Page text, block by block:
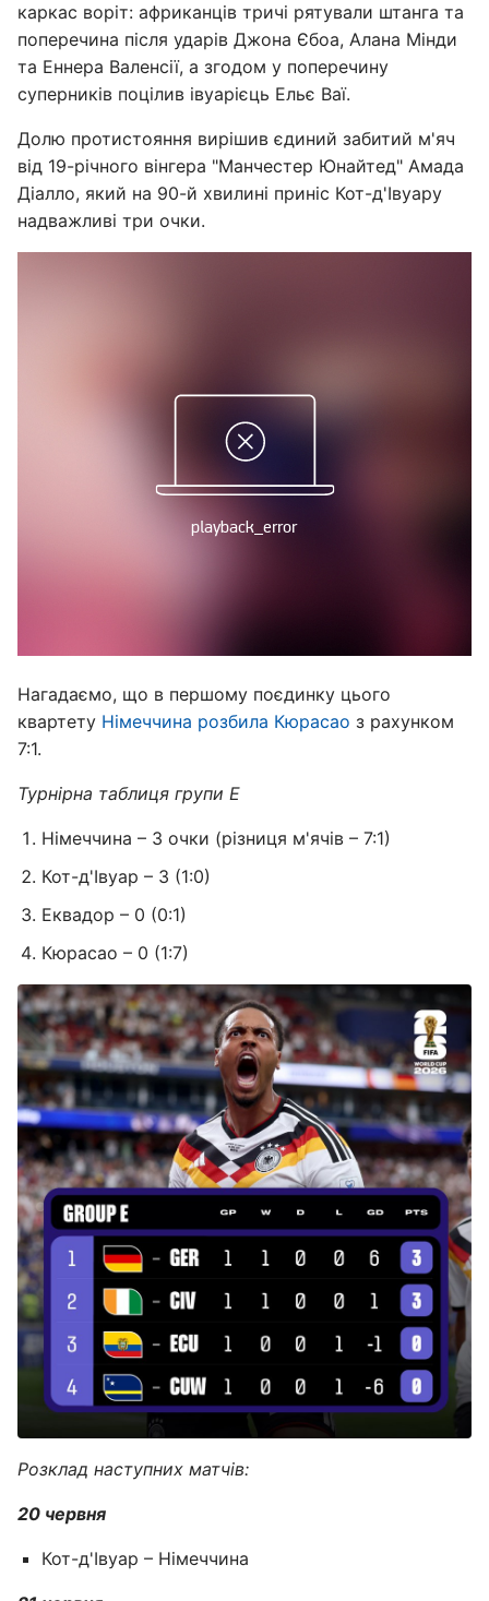
каркас воріт: африканців тричі рятували штанга та
поперечина після ударів Джона Єбоа, Алана Мінди
та Еннера Валенсії, а згодом у поперечину
суперників поцілив івуарієць Ельє Ваї.
Долю протистояння вирішив єдиний забитий м'яч
від 19-річного вінгера "Манчестер Юнайтед" Амада
Діалло, який на 90-й хвилині приніс Кот-д'Івуару
надважливі три очки.
Нагадаємо, що в першому поєдинку цього
квартету Німеччина розбила Кюрасао з рахунком
7:1.
Турнірна таблиця групи Е
Німеччина – 3 очки (різниця м'ячів – 7:1)
Кот-д'Івуар – 3 (1:0)
Еквадор – 0 (0:1)
Кюрасао – 0 (1:7)
Розклад наступних матчів:
20 червня
Кот-д'Івуар – Німеччина